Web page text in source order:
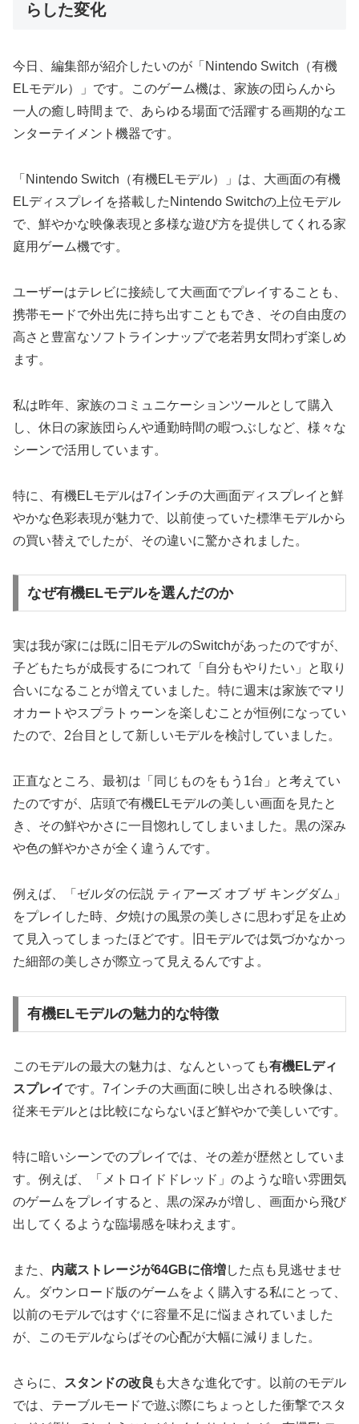
らした変化
今日、編集部が紹介したいのが「Nintendo Switch（有機
ELモデル）」です。このゲーム機は、家族の団らんから
一人の癒し時間まで、あらゆる場面で活躍する画期的なエ
ンターテイメント機器です。
「Nintendo Switch（有機ELモデル）」は、大画面の有機
ELディスプレイを搭載したNintendo Switchの上位モデル
で、鮮やかな映像表現と多様な遊び方を提供してくれる家
庭用ゲーム機です。
ユーザーはテレビに接続して大画面でプレイすることも、
携帯モードで外出先に持ち出すこともでき、その自由度の
高さと豊富なソフトラインナップで老若男女問わず楽しめ
ます。
私は昨年、家族のコミュニケーションツールとして購入
し、休日の家族団らんや通勤時間の暇つぶしなど、様々な
シーンで活用しています。
特に、有機ELモデルは7インチの大画面ディスプレイと鮮
やかな色彩表現が魅力で、以前使っていた標準モデルから
の買い替えでしたが、その違いに驚かされました。
なぜ有機ELモデルを選んだのか
実は我が家には既に旧モデルのSwitchがあったのですが、
子どもたちが成長するにつれて「自分もやりたい」と取り
合いになることが増えていました。特に週末は家族でマリ
オカートやスプラトゥーンを楽しむことが恒例になってい
たので、2台目として新しいモデルを検討していました。
正直なところ、最初は「同じものをもう1台」と考えてい
たのですが、店頭で有機ELモデルの美しい画面を見たと
き、その鮮やかさに一目惚れしてしまいました。黒の深み
や色の鮮やかさが全く違うんです。
例えば、「ゼルダの伝説 ティアーズ オブ ザ キングダム」
をプレイした時、夕焼けの風景の美しさに思わず足を止め
て見入ってしまったほどです。旧モデルでは気づかなかっ
た細部の美しさが際立って見えるんですよ。
有機ELモデルの魅力的な特徴
このモデルの最大の魅力は、なんといっても有機ELディ
スプレイです。7インチの大画面に映し出される映像は、
従来モデルとは比較にならないほど鮮やかで美しいです。
特に暗いシーンでのプレイでは、その差が歴然としていま
す。例えば、「メトロイドドレッド」のような暗い雰囲気
のゲームをプレイすると、黒の深みが増し、画面から飛び
出してくるような臨場感を味わえます。
また、 内蔵ストレージが64GBに倍増した点も見逃せませ
ん。ダウンロード版のゲームをよく購入する私にとって、
以前のモデルではすぐに容量不足に悩まされていました
が、このモデルならばその心配が大幅に減りました。
さらに、 スタンドの改良 も大きな進化です。以前のモデル
では、テーブルモードで遊ぶ際にちょっとした衝撃でスタ